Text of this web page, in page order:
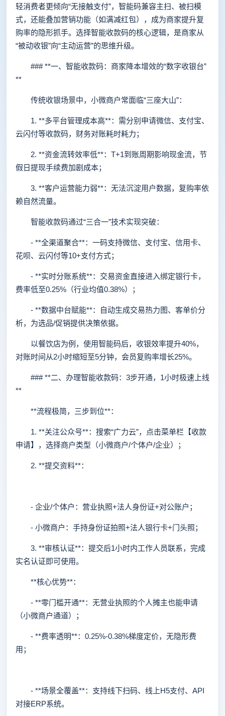
轻消费者更倾向“无接触支付”，智能码兼容主扫、被扫模
式，还能叠加营销功能（如满减红包），成为商家提升复
购率的隐形抓手。选择智能收款码的核心逻辑，是商家从
“被动收银”向“主动运营”的思维升级。
### **一、智能收款码：商家降本增效的“数字收银台”
**
传统收银场景中，小微商户常面临“三座大山”：
1. **多平台管理成本高**：需分别申请微信、支付宝、
云闪付等收款码，财务对账耗时耗力；
2. **资金流转效率低**：T+1到账周期影响现金流，节
假日提现手续费加剧成本；
3. **客户运营能力弱**：无法沉淀用户数据，复购率依
赖自然流量。
智能收款码通过“三合一”技术实现突破：
- **全渠道聚合**：一码支持微信、支付宝、信用卡、
花呗、云闪付等10+支付方式；
- **实时分账系统**：交易资金直接进入绑定银行卡，
费率低至0.25%（行业均值0.38%）；
- **数据中台赋能**：自动生成交易热力图、客单价分
析，为选品/促销提供决策依据。
以餐饮店为例，使用智能码后，收银效率提升40%，
对账时间从2小时缩短至5分钟，会员复购率增长25%。
### **二、办理智能收款码：3步开通，1小时极速上线
**
**流程极简，三步到位**：
1. **关注公众号**：搜索“广力云”，点击菜单栏【收款
申请】，选择商户类型（小微商户/个体户/企业）；
2. **提交资料**：
- 企业/个体户：营业执照+法人身份证+对公账户；
- 小微商户：手持身份证拍照+法人银行卡+门头照；
3. **审核认证**：提交后1小时内工作人员联系，完成
实名认证即可使用。
**核心优势**：
- **零门槛开通**：无营业执照的个人摊主也能申请
（小微商户通道）；
- **费率透明**：0.25%-0.38%梯度定价，无隐形费
用；
- **场景全覆盖**：支持线下扫码、线上H5支付、API
对接ERP系统。